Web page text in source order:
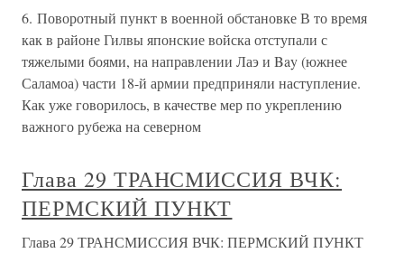
6. Поворотный пункт в военной обстановке В то время
как в районе Гилвы японские войска отступали с
тяжелыми боями, на направлении Лаэ и Bay (южнее
Саламоа) части 18-й армии предприняли наступление.
Как уже говорилось, в качестве мер по укреплению
важного рубежа на северном
Глава 29 ТРАНСМИССИЯ ВЧК:
ПЕРМСКИЙ ПУНКТ
Глава 29 ТРАНСМИССИЯ ВЧК: ПЕРМСКИЙ ПУНКТ